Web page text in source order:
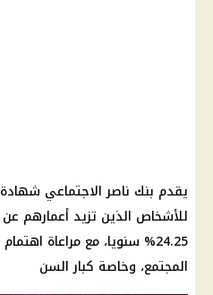
يقدم بنك ناصر الاجتماعي شهادة
24.25% سنويا، مع مراعاة اهتمام
المجتمع، وخاصة كبار السن